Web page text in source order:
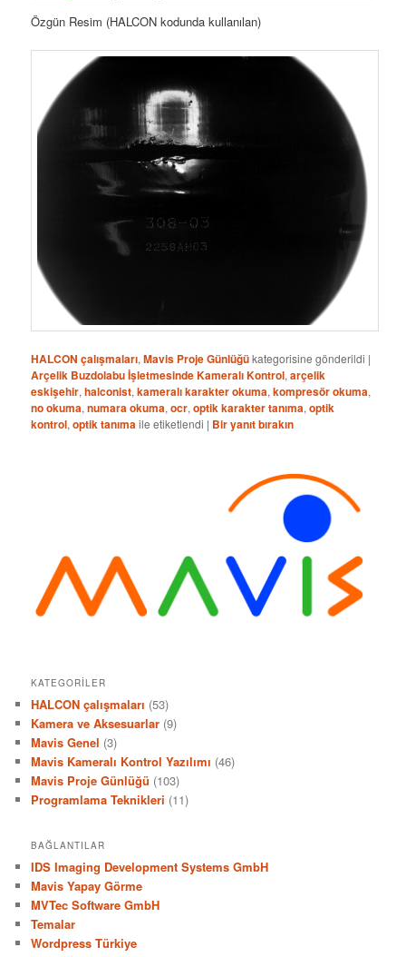
Özgün Resim (HALCON kodunda kullanılan)
HALCON çalışmaları,Mavis Proje Günlüğükategorisine gönderildi |
Arçelik Buzdolabu İşletmesinde Kameralı Kontrol,arçelik
eskişehir,halconist,kameralı karakter okuma,kompresör okuma,
no okuma,numara okuma,ocr,optik karakter tanıma,optik
kontrol,optik tanımaile etiketlendi | Bir yanıt bırakın
KATEGORILER
HALCON çalışmaları (53)
Kamera ve Aksesuarlar (9)
Mavis Genel (3)
Mavis Kameralı Kontrol Yazılımı (46)
Mavis Proje Günlüğü (103)
Programlama Teknikleri (11)
BAĞLANTILAR
IDS Imaging Development Systems GmbH
Mavis Yapay Görme
MVTec Software GmbH
Temalar
Wordpress Türkiye